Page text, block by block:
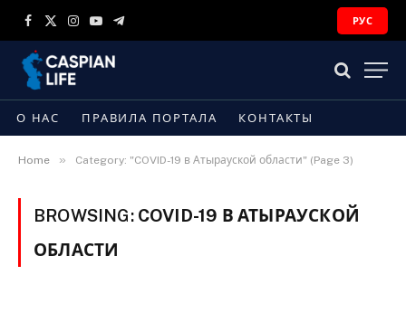
Facebook
X
Instagram
YouTubeTelegram
РУС
О НАС ПРАВИЛА ПОРТАЛА КОНТАКТЫ
Home » Category: "COVID-19 в Атырауской области" (Page 3)
BROWSING: COVID-19 В АТЫРАУСКОЙ
ОБЛАСТИ